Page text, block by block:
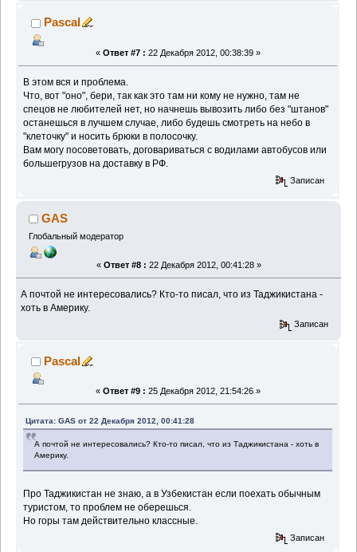
Pascal
« Ответ #7 : 22 Декабря 2012, 00:38:39 »
В этом вся и проблема.
Что, вот "оно", бери, так как это там ни кому не нужно, там не
спецов не любителей нет, но начнешь вывозить либо без "штанов"
останешься в лучшем случае, либо будешь смотреть на небо в
"клеточку" и носить брюки в полосочку.
Вам могу посоветовать, договариваться с водилами автобусов или
большегрузов на доставку в РФ.
Записан
GAS
Глобальный модератор
« Ответ #8 : 22 Декабря 2012, 00:41:28 »
А почтой не интересовались? Кто-то писал, что из Таджикистана -
хоть в Америку.
Записан
Pascal
« Ответ #9 : 25 Декабря 2012, 21:54:26 »
Цитата: GAS от 22 Декабря 2012, 00:41:28
А почтой не интересовались? Кто-то писал, что из Таджикистана - хоть в
Америку.
Про Таджикистан не знаю, а в Узбекистан если поехать обычным
туристом, то проблем не оберешься.
Но горы там действительно классные.
Записан